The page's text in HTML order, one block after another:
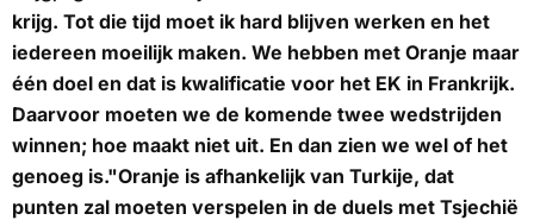
krijg. Tot die tijd moet ik hard blijven werken en het
iedereen moeilijk maken. We hebben met Oranje maar
één doel en dat is kwalificatie voor het EK in Frankrijk.
Daarvoor moeten we de komende twee wedstrijden
winnen; hoe maakt niet uit. En dan zien we wel of het
genoeg is."Oranje is afhankelijk van Turkije, dat
punten zal moeten verspelen in de duels met Tsjechië